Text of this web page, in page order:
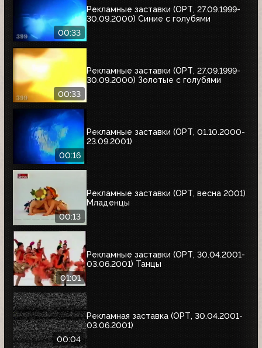
00:33
Рекламные заставки (ОРТ, 27.09.1999-
30.09.2000) Синие с голубями
00:33
Рекламные заставки (ОРТ, 27.09.1999-
30.09.2000) Золотые с голубями
00:16
Рекламные заставки (ОРТ, 01.10.2000-
23.09.2001)
00:13
Рекламные заставки (ОРТ, весна 2001)
Младенцы
01:01
Рекламные заставки (ОРТ, 30.04.2001-
03.06.2001) Танцы
00:04
Рекламная заставка (ОРТ, 30.04.2001-
03.06.2001)